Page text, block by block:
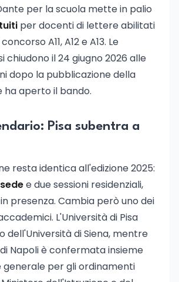
per la scuola mette in palio
per docenti di lettere abilitati
A11, A12 e A13. Le
chiudono il 24 giugno 2026 alle
dopo la pubblicazione della
ha aperto il bando.
Pisa subentra a
resta identica all'edizione 2025:
e due sessioni residenziali,
presenza. Cambia però uno dei
L'Università di Pisa
dell'Università di Siena, mentre
Napoli è confermata insieme
generale per gli ordinamenti